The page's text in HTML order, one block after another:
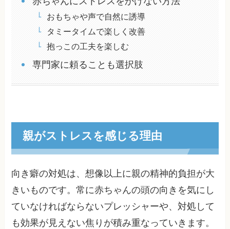
おもちゃや声で自然に誘導
タミータイムで楽しく改善
抱っこの工夫を楽しむ
専門家に頼ることも選択肢
親がストレスを感じる理由
向き癖の対処は、想像以上に親の精神的負担が大
きいものです。常に赤ちゃんの頭の向きを気にし
ていなければならないプレッシャーや、対処して
も効果が見えない焦りが積み重なっていきます。